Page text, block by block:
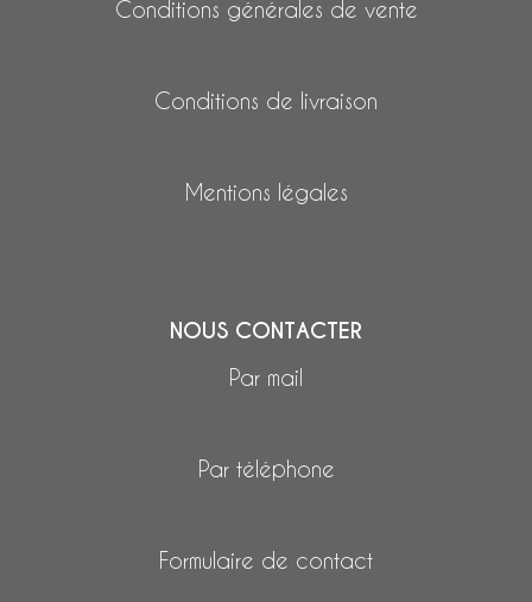
Conditions générales de vente
Conditions de livraison
Mentions légales
NOUS CONTACTER
Par mail
Par téléphone
Formulaire de contact